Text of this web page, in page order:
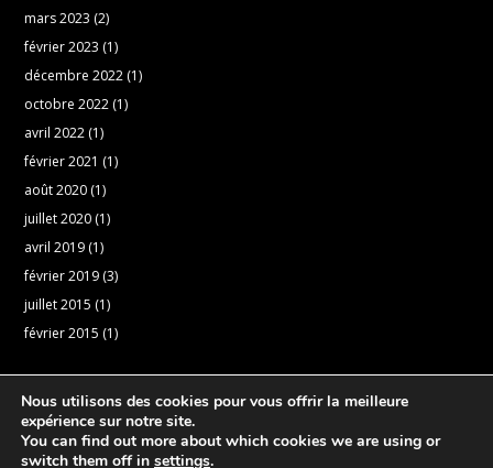
mars 2023 (2)
février 2023 (1)
décembre 2022 (1)
octobre 2022 (1)
avril 2022 (1)
février 2021 (1)
août 2020 (1)
juillet 2020 (1)
avril 2019 (1)
février 2019 (3)
juillet 2015 (1)
février 2015 (1)
Nous utilisons des cookies pour vous offrir la meilleure
expérience sur notre site.
You can find out more about which cookies we are using or
switch them off in settings.